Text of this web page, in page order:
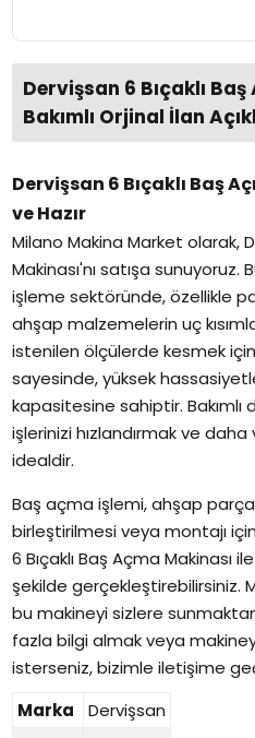
Dervişsan 6 Bıçaklı
Bakımlı Orjinal İlan
Dervişsan 6 Bıçaklı Baş
ve Hazır
Milano Makina Market olarak,
Makinası'nı satışa sunuyoruz.
işleme sektöründe, özellikle
ahşap malzemelerin uç
istenilen ölçülerde kesmek için
sayesinde, yüksek
kapasitesine sahiptir.
işlerinizi hızlandırmak ve
idealdir.
Baş açma işlemi, ahşap
birleştirilmesi veya montajı
6 Bıçaklı Baş Açma Makinası
şekilde gerçekleştirebilirsiniz.
bu makineyi sizlere
fazla bilgi almak veya
isterseniz, bizimle iletişime
Marka
Dervişsan